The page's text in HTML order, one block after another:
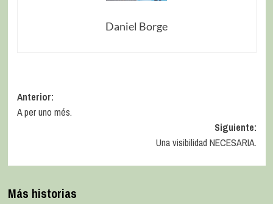
Daniel Borge
Anterior:
A per uno més.
Siguiente:
Una visibilidad NECESARIA.
Más historias